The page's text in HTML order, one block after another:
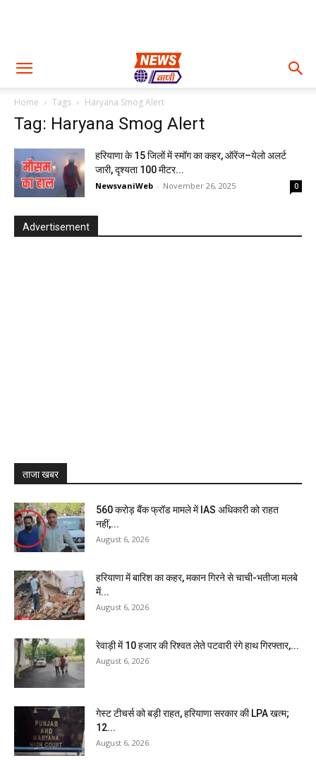
Home Tags Haryana Smog Alert
Tag: Haryana Smog Alert
हरियाणा के 15 जिलों में स्मॉग का कहर, ऑरेंज–येलो अलर्ट
जारी, दृश्यता 100 मीटर...
NewsvaniWeb - November 26, 2025 0
Advertisement
ताजा खबर
₹560 करोड़ बैंक फ्रॉड मामले में IAS अधिकारी को राहत
नहीं,...
August 6, 2026
हरियाणा में बारिश का कहर, मकान गिरने से चाची-भतीजा मलबे
में...
August 6, 2026
रेवाड़ी में 10 हजार की रिश्वत लेते पटवारी रंगे हाथ गिरफ्तार,...
August 6, 2026
गेस्ट टीचर्स को बड़ी राहत, हरियाणा सरकार की LPA खत्म;
12...
August 6, 2026